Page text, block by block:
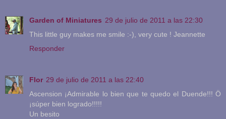
Garden of Miniatures 29 de julio de 2011 a las 22:30
This little guy makes me smile :-), very cute ! Jeannette
Responder
Flor 29 de julio de 2011 a las 22:40
Ascension ¡Admirable lo bien que te quedo el Duende!!! Ö
¡súper bien logrado!!!!!
Un besito